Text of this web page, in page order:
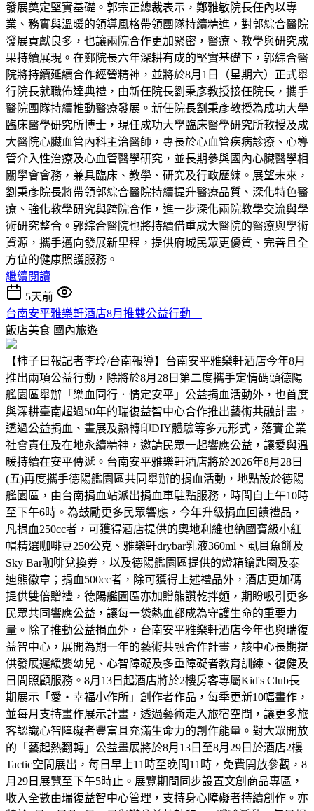
發展奠定堅實基礎。郭宗正總裁表示，鄭雅敏院長任內以專
業、務實與溫暖的領導風格帶領團隊持續精進，對郭綜合醫院
發展貢獻良多，也讓兩院合作更加緊密，醫療、教學與研究成
果持續展現。在鄭院長六年深耕有成的堅實基礎下，郭綜合醫
院將持續延續合作經營精神，並將於8月1日（星期六）正式舉
行院長就職佈達典禮，由新任院長劉秉彥教授接任院長，攜手
醫院團隊持續推動醫療發展。新任院長劉秉彥教授為成功大學
臨床醫學研究所博士，現任成功大學臨床醫學研究所教授及成
大醫院心臟血管內科主治醫師，專長於心血管疾病診療、心導
管介入性治療及心血管醫學研究，並長期參與國內心臟醫學相
關學會會務，兼具臨床、教學、研究及行政歷練。展望未來，
劉秉彥院長將帶領郭綜合醫院持續提升醫療品質、深化特色醫
療、強化教學研究與跨院合作，進一步深化兩院教學交流與學
術研究整合。郭綜合醫院也將持續借重成大醫院的醫療與學術
資源，攜手邁向發展新里程，提供府城民眾更優質、完善且全
方位的健康照護服務。
繼續閱讀
5天前
台南安平雅樂軒酒店8月推雙公益行動
飯店美食 國內旅遊
【柿子日報記者李玲/台南報導】台南安平雅樂軒酒店今年8月
推出兩項公益行動，除將於8月28日第二度攜手定情碼頭德陽
艦園區舉辦「樂血同行．情定安平」公益捐血活動外，也首度
與深耕臺南超過50年的瑞復益智中心合作推出藝術共融計畫，
透過公益捐血、畫展及熱轉印DIY體驗等多元形式，落實企業
社會責任及在地永續精神，邀請民眾一起響應公益，讓愛與溫
暖持續在安平傳遞。台南安平雅樂軒酒店將於2026年8月28日
(五)再度攜手德陽艦園區共同舉辦的捐血活動，地點設於德陽
艦園區，由台南捐血站派出捐血車駐點服務，時間自上午10時
至下午6時。為鼓勵更多民眾響應，今年升級捐血回饋禮品，
凡捐血250cc者，可獲得酒店提供的奧地利維也納國寶級小紅
帽精選咖啡豆250公克、雅樂軒drybar乳液360ml、虱目魚餅及
Sky Bar咖啡兌換券，以及德陽艦園區提供的燈箱鑰匙圈及泰
迪熊徽章；捐血500cc者，除可獲得上述禮品外，酒店更加碼
提供雙倍贈禮，德陽艦園區亦加贈熊讚乾拌麵，期盼吸引更多
民眾共同響應公益，讓每一袋熱血都成為守護生命的重要力
量。除了推動公益捐血外，台南安平雅樂軒酒店今年也與瑞復
益智中心，展開為期一年的藝術共融合作計畫，該中心長期提
供發展遲緩嬰幼兒、心智障礙及多重障礙者教育訓練、復健及
日間照顧服務。8月13日起酒店將於2樓房客專屬Kid's Club長
期展示「愛・幸福小作所」創作者作品，每季更新10幅畫作，
並每月支持畫作展示計畫，透過藝術走入旅宿空間，讓更多旅
客認識心智障礙者豐富且充滿生命力的創作能量。對大眾開放
的「藝起熱翻轉」公益畫展將於8月13日至8月29日於酒店2樓
Tactic空間展出，每日早上11時至晚間11時，免費開放參觀，8
月29日展覽至下午5時止。展覽期間同步設置文創商品專區，
收入全數由瑞復益智中心管理，支持身心障礙者持續創作。亦